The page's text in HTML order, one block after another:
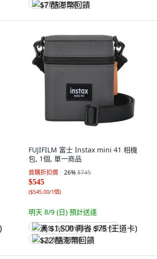
$7 酷澎幣回饋
FUJIFILM 富士 Instax mini 41 相機
包, 1個, 單一商品
首購折扣價 26%$745
$545
($545.00/1個)
明天 8/9 (日) 預計送達
满 $1,500 再省 $75 (王道卡)
$22 酷澎幣回饋